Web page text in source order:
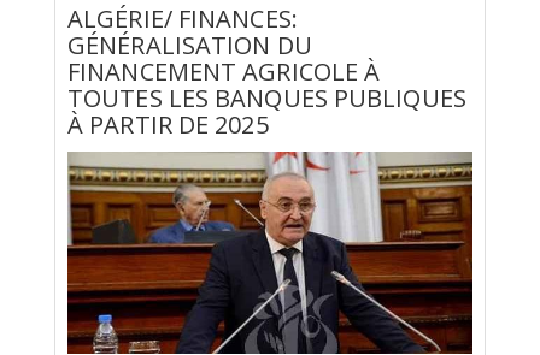
ALGÉRIE/ FINANCES:
GÉNÉRALISATION DU
FINANCEMENT AGRICOLE À
TOUTES LES BANQUES PUBLIQUES
À PARTIR DE 2025